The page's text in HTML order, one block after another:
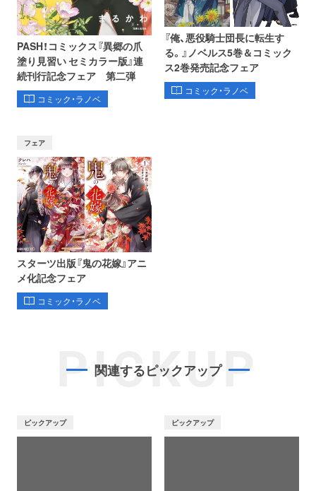
PASH！コミックス『異郷の爪
塗り見習い セミカラー版』連
続刊行記念フェア 第二弾
コミック・ラノベ
フェア
スターツ出版『鬼の花嫁』アニ
メ化記念フェア
コミック・ラノベ
『俺、悪役騎士団長に転生す
る。』ノベルス5巻＆コミック
ス2巻発売記念フェア
コミック・ラノベ
PICKUP
関連するピックアップ
ピックアップ ピックアップ